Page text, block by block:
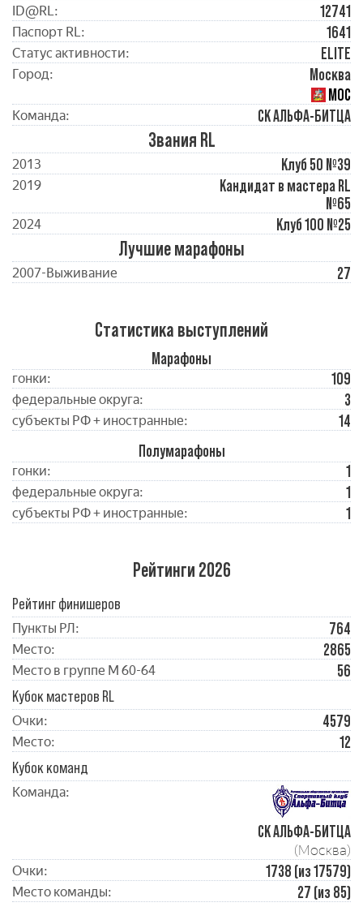
ID@RL: 12741
Паспорт RL: 1641
Статус активности: ELITE
Город:
Москва
МОС
Команда: СК АЛЬФА-БИТЦА
Звания RL
2013 Клуб 50 №39
2019
Кандидат в мастера RL
№65
2024 Клуб 100 №25
Лучшие марафоны
2007-Выживание 27
Статистика выступлений
Марафоны
гонки: 109
федеральные округа: 3
субъекты РФ + иностранные:
14
Полумарафоны
гонки: 1
федеральные округа: 1
субъекты РФ + иностранные: 1
Рейтинги 2026
Рейтинг финишеров
Пункты РЛ: 764
Место: 2865
Место в группе М 60-64
56
Кубок мастеров RL
Очки: 4579
Место:
12
Кубок команд
Команда:
СК АЛЬФА-БИТЦА
(Москва)
Очки: 1738 (из 17579)
Место команды: 27 (из 85)